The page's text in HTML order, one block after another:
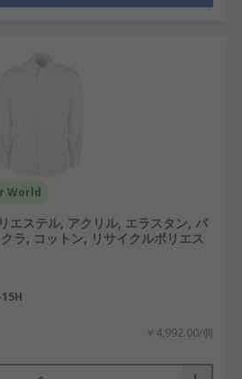
World
ステル, アクリル, エラスタン, バ
ラ, コットン, リサイクルポリエス
￥4,992.00/個